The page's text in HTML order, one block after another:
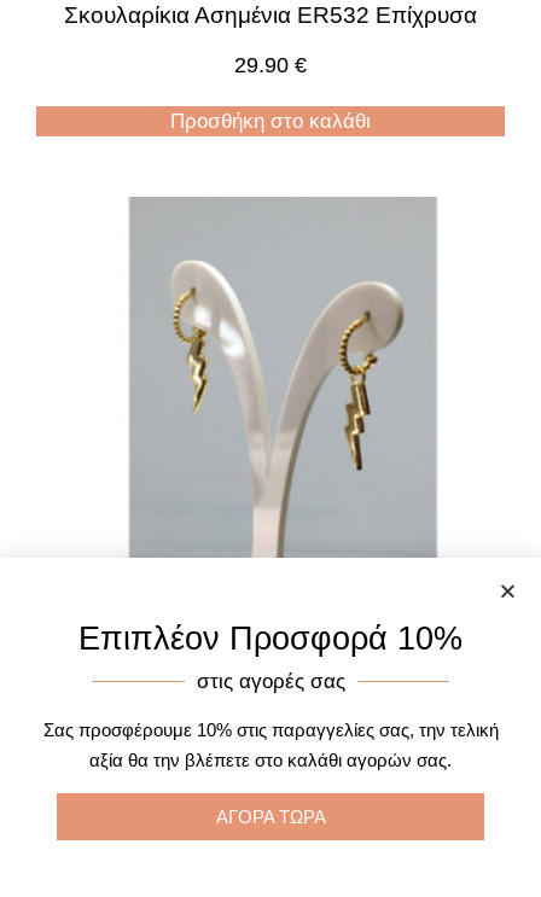
Σκουλαρίκια Ασημένια ER532 Επίχρυσα
29.90 €
Προσθήκη στο καλάθι
Σκουλαρίκια Ασημένια ER531 Επίχρυσα
29.90 €
Επιπλέον Προσφορά 10%
στις αγορές σας
Σας προσφέρουμε 10% στις παραγγελίες σας, την τελική
αξία θα την βλέπετε στο καλάθι αγορών σας.
ΑΓΟΡΑ ΤΩΡΑ